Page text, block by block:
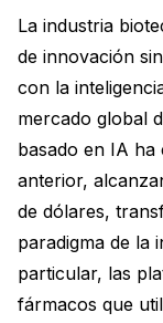
La industria
de innovación
con la
mercado global
basado en IA
anterior,
de dólares,
paradigma de la
particular, las
fármacos que